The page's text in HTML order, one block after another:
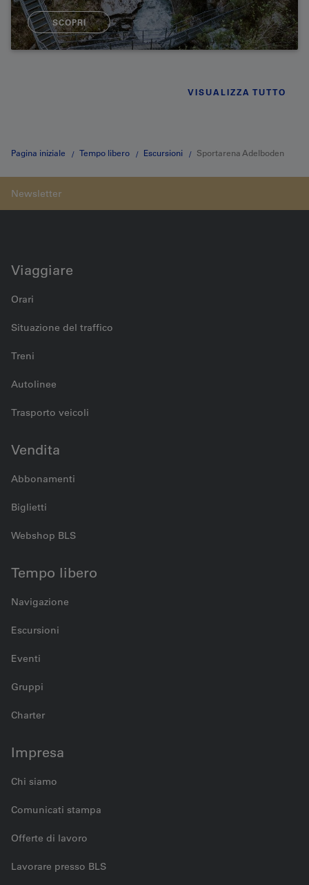
SCOPRI
VISUALIZZA TUTTO
Pagina iniziale Tempo libero Escursioni Sportarena Adelboden
Viaggiare
Orari
Situazione del traffico
Treni
Autolinee
Trasporto veicoli
Vendita
Abbonamenti
Biglietti
Webshop BLS
Tempo libero
Navigazione
Escursioni
Eventi
Gruppi
Charter
Impresa
Chi siamo
Comunicati stampa
Offerte di lavoro
Lavorare presso BLS